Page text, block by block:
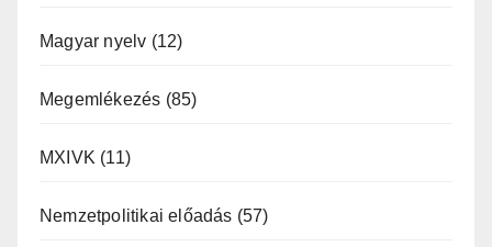
Magyar nyelv (12)
Megemlékezés (85)
MXIVK (11)
Nemzetpolitikai előadás (57)